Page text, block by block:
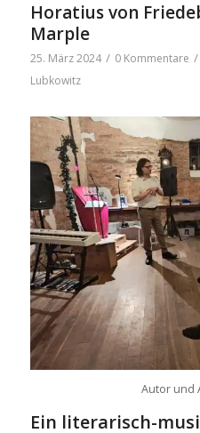
Horatius von
Marple
25. März 2024 / 0 Kommentare /
Lubkowitz
Autor und
Ein lite­ra­risch-